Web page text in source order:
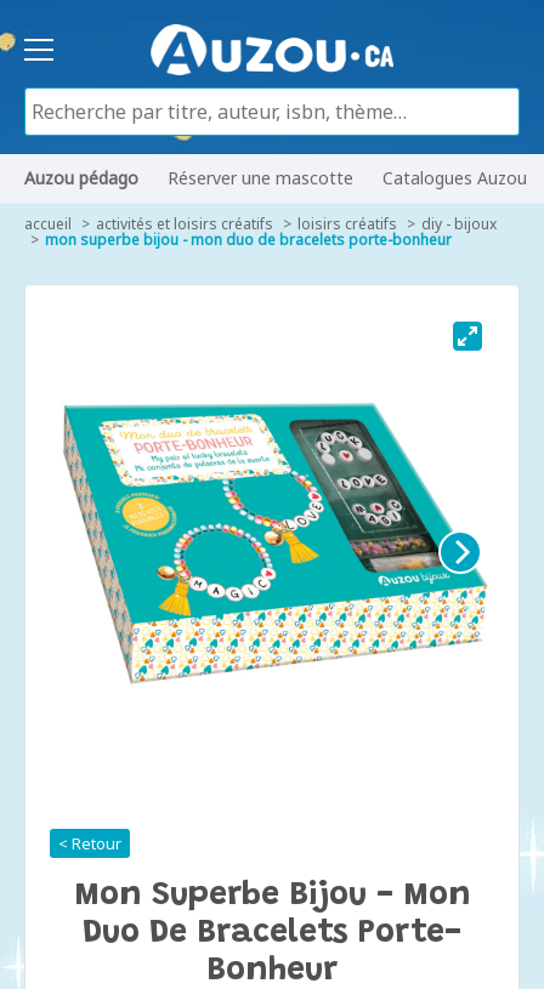
Auzou pédago Réserver une mascotte Catalogues Auzou
accueil activités et loisirs créatifs loisirs créatifs diy - bijoux
mon superbe bijou - mon duo de bracelets porte-bonheur
< Retour
Mon Superbe Bijou - Mon
Duo De Bracelets Porte-
Bonheur